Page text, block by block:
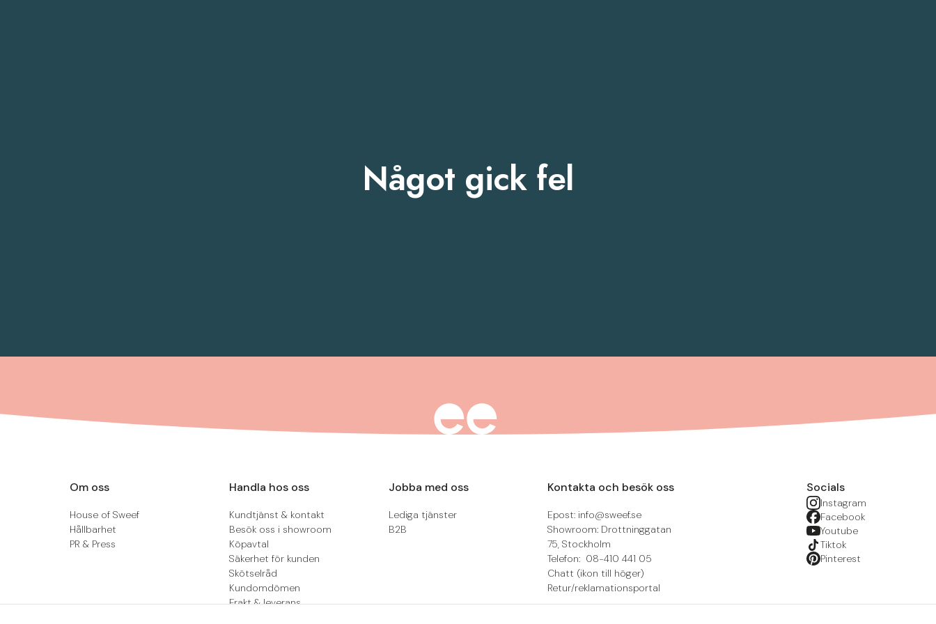
Något gick fel
Om oss
House of Sweef
Hållbarhet
PR & Press
Handla hos oss
Kundtjänst & kontakt
Besök oss i showroom
Köpavtal
Säkerhet för kunden
Skötselråd
Kundomdömen
Frakt & leverans
Jobba med oss
Lediga tjänster
B2B
Kontakta och besök oss
Epost: info@sweef.se
Showroom: Drottninggatan
75, Stockholm
Telefon: 08-410 441 05
Chatt (ikon till höger)
Retur/reklamationsportal
Socials
Instagram
Facebook
Youtube
Tiktok
Pinterest